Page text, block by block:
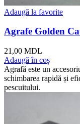
Adaugă la favorite
Agrafe Golden
21,00 MDL
Adaugă în coș
Agrafă este un
schimbarea rapidă și
pescuitului.